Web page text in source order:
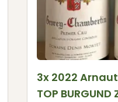
3x 2022
TOP BURGUND